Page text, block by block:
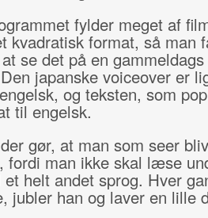
fylder meget af
kvadratisk format, så man
se det på en gammeldags
japanske voiceover er
og teksten, som
til engelsk.
gør, at man som seer
fordi man ikke skal læse
helt andet sprog. Hver
jubler han og laver en lille